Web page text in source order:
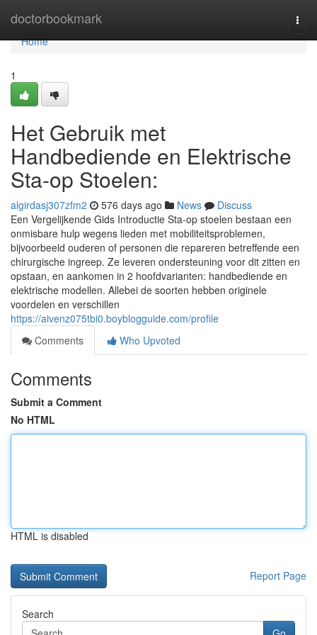
doctorbookmark
Home
Home
1
Het Gebruik met
Handbediende en Elektrische
Sta-op Stoelen:
algirdasj307zfm2 576 days ago News
Discuss
Een Vergelijkende Gids Introductie Sta-op stoelen bestaan een
onmisbare hulp wegens lieden met mobiliteitsproblemen,
bijvoorbeeld ouderen of personen die repareren betreffende een
chirurgische ingreep. Ze leveren ondersteuning voor dit zitten en
opstaan, en aankomen in 2 hoofdvarianten: handbediende en
elektrische modellen. Allebei de soorten hebben originele
voordelen en verschillen
https://aivenz075tbi0.boyblogguide.com/profile
Comments
Who Upvoted
Comments
Submit a Comment
No HTML
HTML is disabled
Report Page
Search